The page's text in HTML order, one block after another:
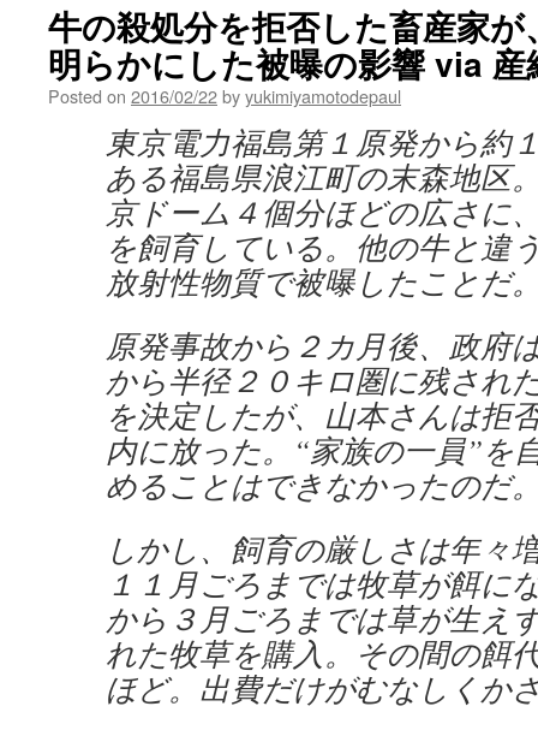
牛の殺処分を拒否した畜産家
明らかにした被曝の影響 via 産
Posted on 2016/02/22byyukimiyamotodepaul
東京電力福島第１原発から約
ある福島県浪江町の末森地区
京ドーム４個分ほどの広さに
を飼育している。他の牛と違
放射性物質で被曝したことだ
原発事故から２カ月後、政府
から半径２０キロ圏に残され
を決定したが、山本さんは拒
内に放った。“家族の一員”を
めることはできなかったのだ
しかし、飼育の厳しさは年々
１１月ごろまでは牧草が餌に
から３月ごろまでは草が生え
れた牧草を購入。その間の餌
ほど。出費だけがむなしくか